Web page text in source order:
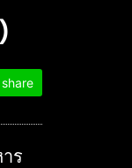
share
ร